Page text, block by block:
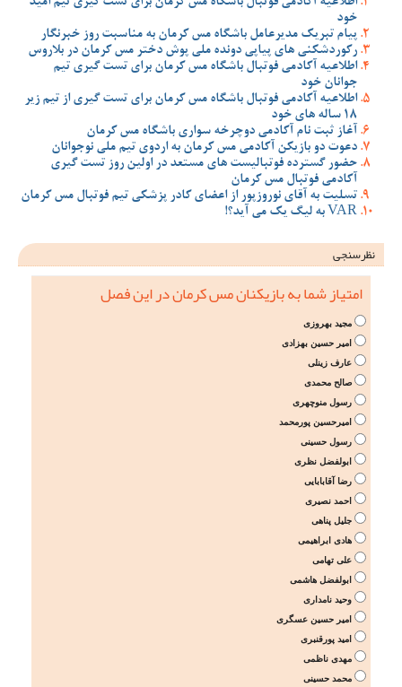
خود
پیام تبریک مدیرعامل باشگاه مس کرمان به مناسبت روز خبرنگار
رکوردشکنی های پیاپی دونده ملی پوش دختر مس کرمان در بلاروس
اطلاعیه آکادمی فوتبال باشگاه مس کرمان برای تست گیری تیم
جوانان خود
اطلاعیه آکادمی فوتبال باشگاه مس کرمان برای تست گیری از تیم زیر
18 ساله های خود
آغاز ثبت نام آکادمی دوچرخه سواری باشگاه مس کرمان
دعوت دو بازیکن آکادمی مس کرمان به اردوی تیم ملی نوجوانان
حضور گسترده فوتبالیست های مستعد در اولین روز تست گیری
آکادمی فوتبال مس کرمان
تسلیت به آقای نوروزپور از اعضای کادر پزشکی تیم فوتبال مس کرمان
VAR به لیگ یک می آید؟!
نظرسنجی
امتیاز شما به بازیکنان مس کرمان در این فصل
مجید بهروزی
امیر حسین بهزادی
عارف زینلی
صالح محمدی
رسول منوچهری
امیرحسین پورمحمد
رسول حسینی
ابولفضل نظری
رضا آقابابایی
احمد نصیری
جلیل پناهی
هادی ابراهیمی
علی تهامی
ابولفضل هاشمی
وحید نامداری
امیر حسین عسگری
امید پورقنبری
مهدی ناظمی
محمد حسینی